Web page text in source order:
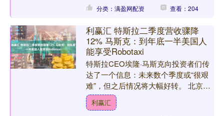
分类：满盈网配资 查看：204
利赢汇 特斯拉二季度营收骤降
12% 马斯克：到年底一半美国人
能享受Robotaxi
特斯拉CEO埃隆·马斯克向投资者们传
达了一个信息：未来数个季度或“很艰
难”，但之后情况将大幅好转。 北京时
间7月24日凌晨，特斯拉发布的财报显
示，第二季度实现营....
利赢汇